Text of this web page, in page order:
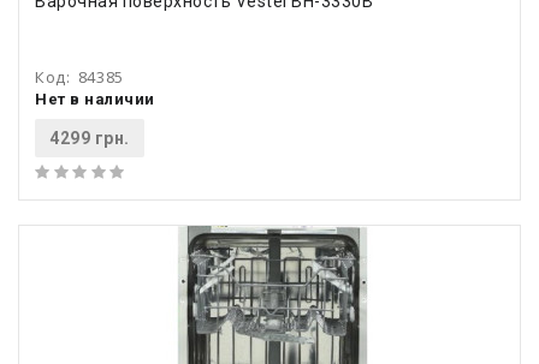
Код: 84385
Нет в наличии
4299 грн.